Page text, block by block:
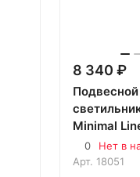
8 340 ₽
Minimal
18051
0
Нет в
Арт. 18051